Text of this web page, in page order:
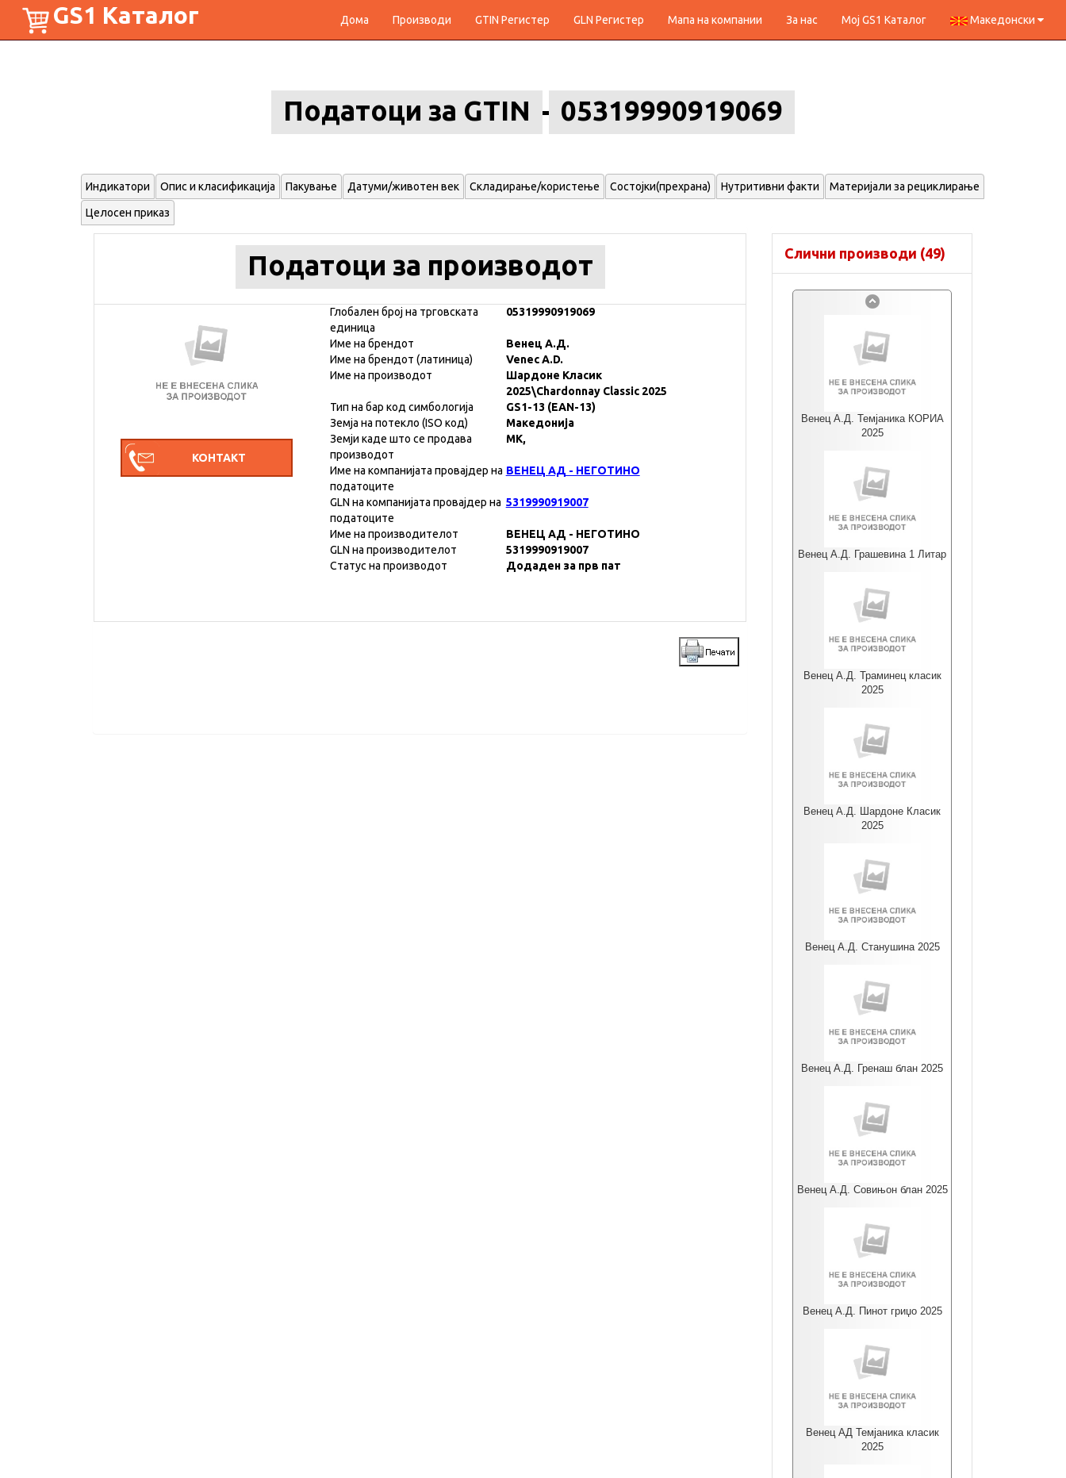
GS1 Каталог Дома Производи GTIN Регистер GLN Регистер Мапа на компании За нас Мој GS1 Каталог Македонски
Податоци за GTIN 05319990919069
Индикатори Опис и класификација Пакување Датуми/животен век Складирање/користење Состојки(прехрана) Нутритивни факти Материјали за рециклирање
Целосен приказ
Податоци за производот
Глобален број на трговската
единица
05319990919069
Име на брендот
Венец А.Д.
Име на брендот (латиница)
Venec A.D.
Име на производот
Шардоне Класик
2025\Chardonnay Classic 2025
Тип на бар код симбологија
GS1-13 (EAN-13)
Земја на потекло (ISO код)
Македонија
Земји каде што се продава
производот
MK,
Име на компанијата провајдер на
податоците
ВЕНЕЦ АД - НЕГОТИНО
GLN на компанијата провајдер на
податоците
5319990919007
Име на производителот
ВЕНЕЦ АД - НЕГОТИНО
GLN на производителот
5319990919007
Статус на производот
Додаден за прв пат
Слични производи (49)
Венец А.Д. Темјаника КОРИА
2025
Венец А.Д. Грашевина 1 Литар
Венец А.Д. Траминец класик
2025
Венец А.Д. Шардоне Класик
2025
Венец А.Д. Станушина 2025
Венец А.Д. Гренаш блан 2025
Венец А.Д. Совињон блан 2025
Венец А.Д. Пинот гриџо 2025
Венец АД Темјаника класик
2025